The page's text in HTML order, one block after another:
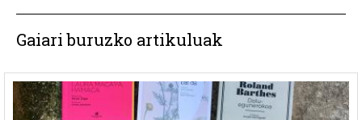
Gaiari buruzko artikuluak